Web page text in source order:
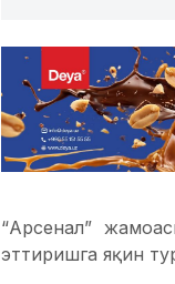
“Арсенал”
эттиришга яқин